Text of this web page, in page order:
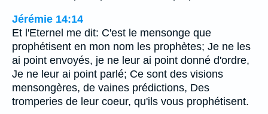
Jérémie 14:14
Et l'Eternel me dit: C'est le mensonge que
prophétisent en mon nom les prophètes; Je ne les
ai point envoyés, je ne leur ai point donné d'ordre,
Je ne leur ai point parlé; Ce sont des visions
mensongères, de vaines prédictions, Des
tromperies de leur coeur, qu'ils vous prophétisent.